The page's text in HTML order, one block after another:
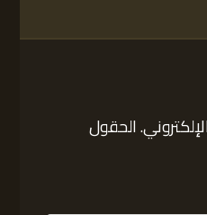
الحقول